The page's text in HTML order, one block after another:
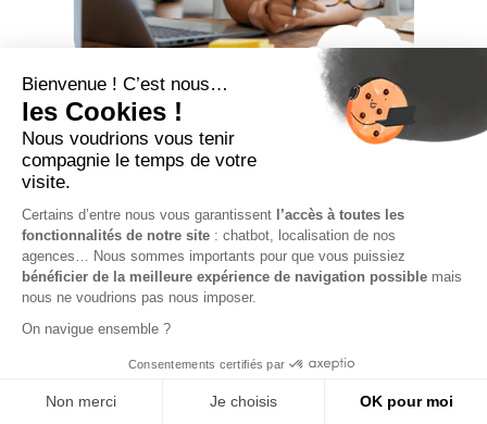
Formation
professionnelle en
portage salarial : ce
que vous devez
savoir